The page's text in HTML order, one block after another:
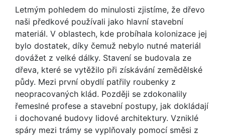
Letmým pohledem do minulosti zjistíme, že dřevo
naši předkové používali jako hlavní stavební
materiál. V oblastech, kde probíhala kolonizace jej
bylo dostatek, díky čemuž nebylo nutné materiál
dovážet z velké dálky. Stavení se budovala ze
dřeva, které se vytěžilo při získávání zemědělské
půdy. Mezi první obydlí patřily roubenky z
neopracovaných klád. Později se zdokonalily
řemeslné profese a stavební postupy, jak dokládají
i dochované budovy lidové architektury. Vzniklé
spáry mezi trámy se vyplňovaly pomocí směsi z